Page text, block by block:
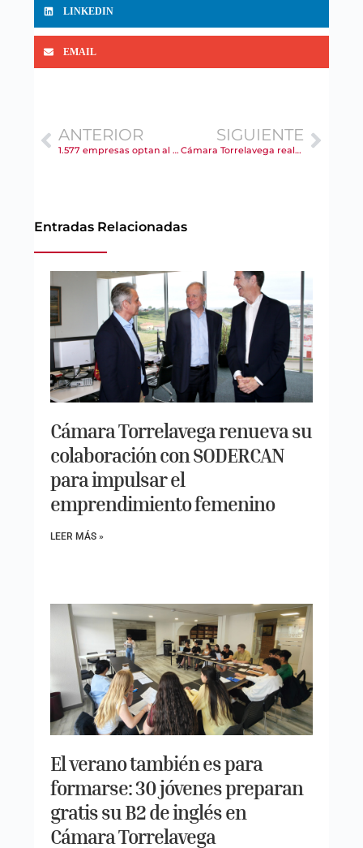
LINKEDIN
EMAIL
ANTERIOR
1.577 empresas optan al Premio Pyme del Año de Banco Santander y Cámara de España
SIGUIENTE
Cámara Torrelavega realiza su primera feria enfocada a personas desempleadas de entre 45 y 64 años
Entradas Relacionadas
Cámara Torrelavega renueva su
colaboración con SODERCAN
para impulsar el
emprendimiento femenino
LEER MÁS »
El verano también es para
formarse: 30 jóvenes preparan
gratis su B2 de inglés en
Cámara Torrelavega